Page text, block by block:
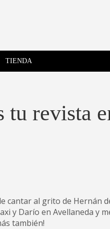
del movimiento La Poderosa.
TIENDA
tu revista
cantar al grito de Hernán
y Darío en Avellaneda y
también!